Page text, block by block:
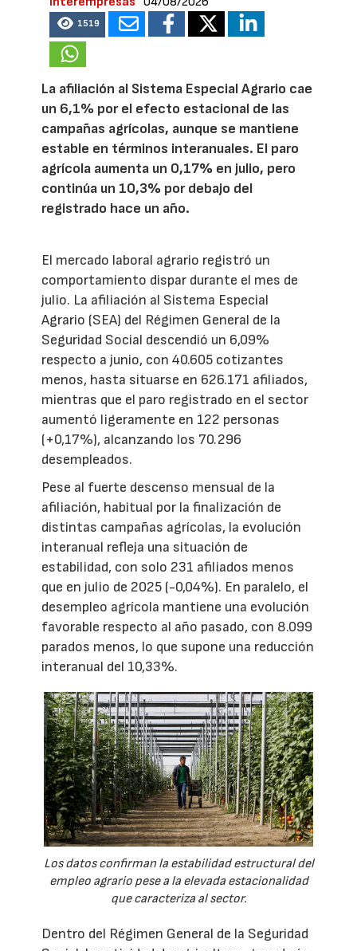
1519
La afiliación al Sistema Especial Agrario cae
un 6,1% por el efecto estacional de las
campañas agrícolas, aunque se mantiene
estable en términos interanuales. El paro
agrícola aumenta un 0,17% en julio, pero
continúa un 10,3% por debajo del
registrado hace un año.
El mercado laboral agrario registró un
comportamiento dispar durante el mes de
julio. La afiliación al Sistema Especial
Agrario (SEA) del Régimen General de la
Seguridad Social descendió un 6,09%
respecto a junio, con 40.605 cotizantes
menos, hasta situarse en 626.171 afiliados,
mientras que el paro registrado en el sector
aumentó ligeramente en 122 personas
(+0,17%), alcanzando los 70.296
desempleados.
Pese al fuerte descenso mensual de la
afiliación, habitual por la finalización de
distintas campañas agrícolas, la evolución
interanual refleja una situación de
estabilidad, con solo 231 afiliados menos
que en julio de 2025 (-0,04%). En paralelo, el
desempleo agrícola mantiene una evolución
favorable respecto al año pasado, con 8.099
parados menos, lo que supone una reducción
interanual del 10,33%.
Los datos confirman la estabilidad estructural del
empleo agrario pese a la elevada estacionalidad
que caracteriza al sector.
Dentro del Régimen General de la Seguridad